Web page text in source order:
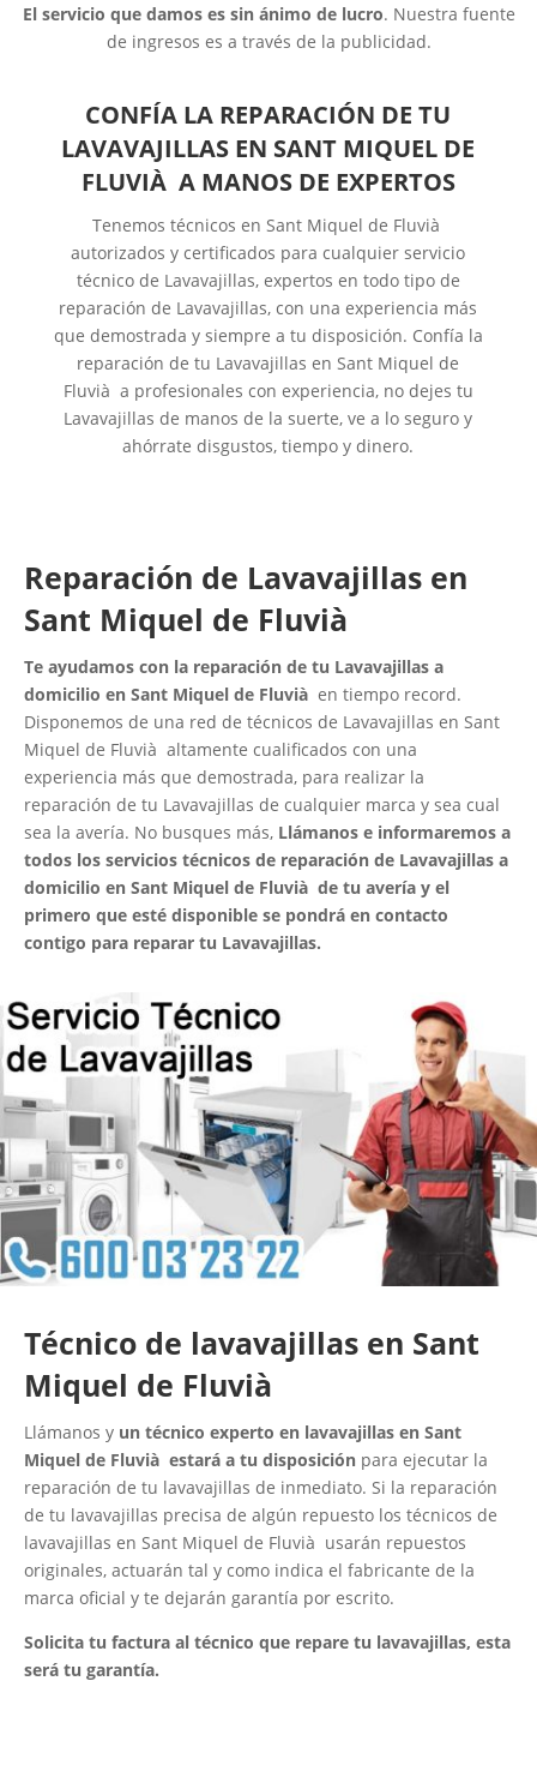
El servicio que damos es sin ánimo de lucro. Nuestra fuente
de ingresos es a través de la publicidad.
CONFÍA LA REPARACIÓN DE TU
LAVAVAJILLAS EN SANT MIQUEL DE
FLUVIÀ A MANOS DE EXPERTOS
Tenemos técnicos en Sant Miquel de Fluvià
autorizados y certificados para cualquier servicio
técnico de Lavavajillas, expertos en todo tipo de
reparación de Lavavajillas, con una experiencia más
que demostrada y siempre a tu disposición. Confía la
reparación de tu Lavavajillas en Sant Miquel de
Fluvià a profesionales con experiencia, no dejes tu
Lavavajillas de manos de la suerte, ve a lo seguro y
ahórrate disgustos, tiempo y dinero.
Reparación de Lavavajillas en
Sant Miquel de Fluvià
Te ayudamos con la reparación de tu Lavavajillas a
domicilio en Sant Miquel de Fluvià en tiempo record.
Disponemos de una red de técnicos de Lavavajillas en Sant
Miquel de Fluvià altamente cualificados con una
experiencia más que demostrada, para realizar la
reparación de tu Lavavajillas de cualquier marca y sea cual
sea la avería. No busques más, Llámanos e informaremos a
todos los servicios técnicos de reparación de Lavavajillas a
domicilio en Sant Miquel de Fluvià de tu avería y el
primero que esté disponible se pondrá en contacto
contigo para reparar tu Lavavajillas.
Técnico de lavavajillas en Sant
Miquel de Fluvià
Llámanos y un técnico experto en lavavajillas en Sant
Miquel de Fluvià estará a tu disposición para ejecutar la
reparación de tu lavavajillas de inmediato. Si la reparación
de tu lavavajillas precisa de algún repuesto los técnicos de
lavavajillas en Sant Miquel de Fluvià usarán repuestos
originales, actuarán tal y como indica el fabricante de la
marca oficial y te dejarán garantía por escrito.
Solicita tu factura al técnico que repare tu lavavajillas, esta
será tu garantía.